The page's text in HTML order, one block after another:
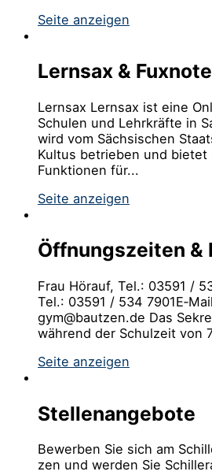
Seite anzeigen
Lernsax &
Lernsax Lernsax ist eine
Schulen und Lehrkräfte in
wird vom Sächsischen
Kultus betrieben und bietet
Funktionen für...
Seite anzeigen
Öffnungszeiten &
Frau Hörauf, Tel.: 03591 /
Tel.: 03591 / 534
gym@bautzen.de Das
wäh­rend der Schul­zeit von
Seite anzeigen
Stellenangebote
Bewer­ben Sie sich am
zen und werden Sie